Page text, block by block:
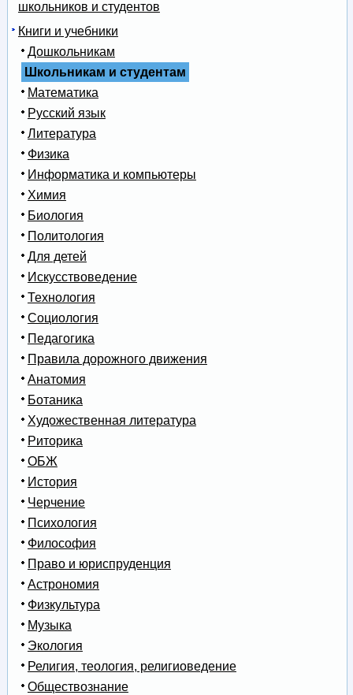
школьников и студентов
Книги и учебники
Дошкольникам
Школьникам и студентам
Математика
Русский язык
Литература
Физика
Информатика и компьютеры
Химия
Биология
Политология
Для детей
Искусствоведение
Технология
Социология
Педагогика
Правила дорожного движения
Анатомия
Ботаника
Художественная литература
Риторика
ОБЖ
История
Черчение
Психология
Философия
Право и юриспруденция
Астрономия
Физкультура
Музыка
Экология
Религия, теология, религиоведение
Обществознание